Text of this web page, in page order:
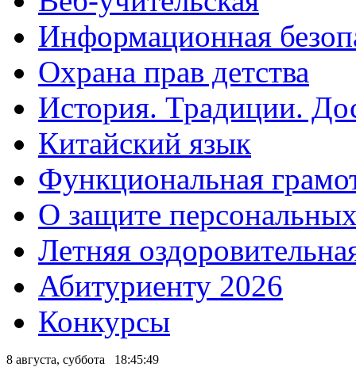
Информационная
Охрана прав детства
История. Традиции.
Китайский язык
Функциональная
О защите
Летняя
Абитуриенту 2026
Конкурсы
8 августа, суббота 18:45:50